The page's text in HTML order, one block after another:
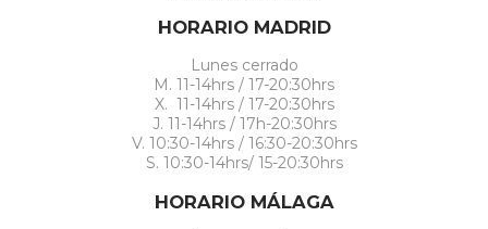
HORARIO MADRID
Lunes cerrado
M. 11-14hrs / 17-20:30hrs
X. 11-14hrs / 17-20:30hrs
J. 11-14hrs / 17h-20:30hrs
V. 10:30-14hrs / 16:30-20:30hrs
S. 10:30-14hrs/ 15-20:30hrs
HORARIO MÁLAGA